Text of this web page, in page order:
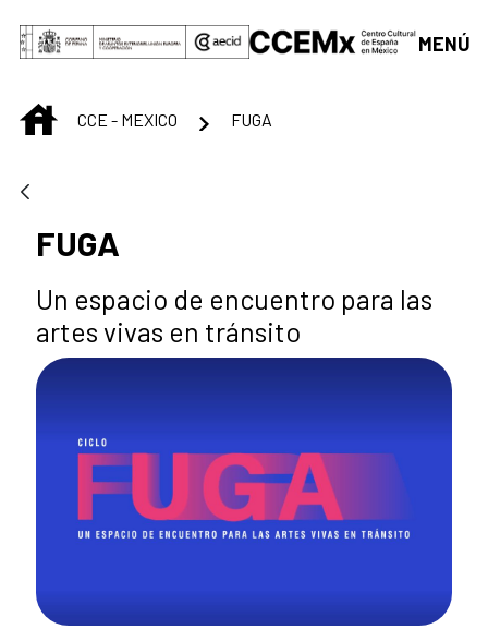
Saltar al contenido principal
MENÚ
INICIOCCE - MEXICO FUGA
FUGA
Un espacio de encuentro para las
artes vivas en tránsito